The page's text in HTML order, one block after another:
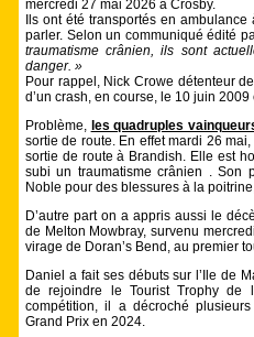
mercredi 27 mai 2026 à Crosby.
Ils ont été transportés en
parler. Selon un communiqué édité
traumatisme crânien, ils sont
danger. »
Pour rappel, Nick Crowe détenteur
d’un crash, en course, le 10 juin
Problème, les quadruples
sortie de route. En effet mardi 26
sortie de route à Brandish. Elle est
subi un traumatisme crânien . Son
Noble pour des blessures à la
D’autre part on a appris aussi le
de Melton Mowbray, survenu
virage de Doran’s Bend, au premier
Daniel a fait ses débuts sur l’Ile de
de rejoindre le Tourist Trophy de
compétition, il a décroché
Grand Prix en 2024.